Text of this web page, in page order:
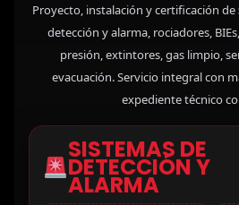
Proyecto, instalación y certificación de
detección y alarma, rociadores,
presión, extintores, gas limpio,
evacuación. Servicio integral con
expediente técnico
SISTEMAS DE
DETECCIÓN Y
ALARMA